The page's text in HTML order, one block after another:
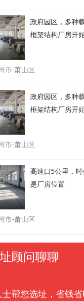
政府园区，多种
框架结构厂房开
市-萧山区
政府园区，多种
框架结构厂房开
市-萧山区
高速口5公里，
是厂房位置
市-萧山区
顾问聊聊
帮您选址，省钱